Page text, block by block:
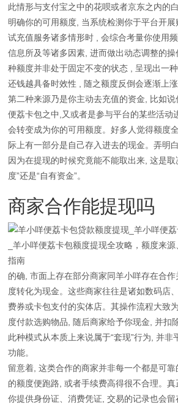
此情形与支付宝之中的花呗或者京东之内的
明确你的可用额度, 当系统检测你于平台开
试充值服务诸多情形时 , 会综合考量你使用
信息所及等诸多因素, 进而做出动态调整的
种额度并非处于固定不变的状态 , 呈现出一
还钱越具备时效性 , 随之额度反倒会逐渐上涨
第二种来源乃是你主动去充值的资金, 比如
便荔卡包之中,又或者是参与平台的某些活动
会转变成为你的可用额度。好多人觉得额度
际上有一部分是自己存入进去的现金。弄明
因为在提现的时候究竟能不能取出来, 这是
度”还是“自有资金”。
商家合作能提现吗
的确, 市面上存在部分商家同羊小咩存在合
度转化为现金。这些商家往往是诸如数码店
费券或卡包支付的实体店。其操作流程大致
度付款选购物品, 随后商家给予你现金, 并扣
此种模式从本质上来说属于“套现”行为, 并非
功能。
留意着, 这类合作的商家并非每一个都是可
的额度便跑路, 或者手续费高得很不合理。
你提供身份证、消费凭证, 交易的记录也会